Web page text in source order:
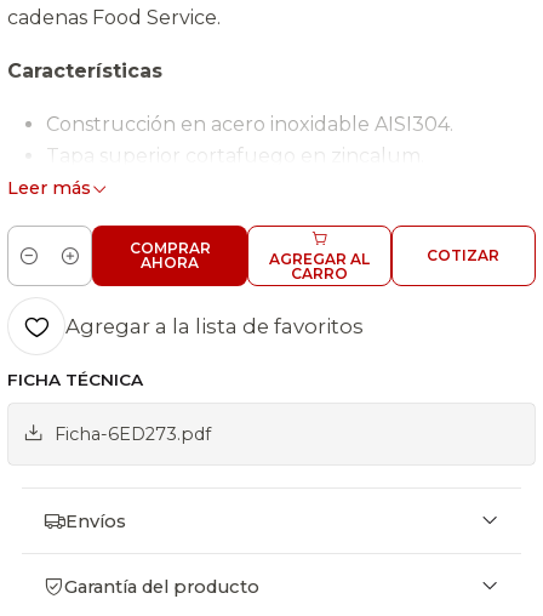
cadenas Food Service.
Características
Construcción en acero inoxidable AISI304.
Tapa superior cortafuego en zincalum.
Filtros de aluminio 50x50 cm.
Ganchos para sujeción. 5 Filtros - Peso: 60 Kg.
Leer más
Cantidad
AGREGAR AL
CARRO
COMPRAR
AHORA
COTIZAR
Agregar a la lista de favoritos
FICHA TÉCNICA
Ficha-6ED273.pdf
Envíos
Garantía del producto